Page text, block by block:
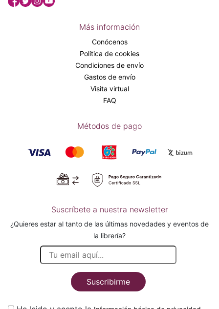
Más información
Conócenos
Política de cookies
Condiciones de envío
Gastos de envío
Visita virtual
FAQ
Métodos de pago
Suscríbete a nuestra newsletter
¿Quieres estar al tanto de las últimas novedades y eventos de
la librería?
Suscribirme